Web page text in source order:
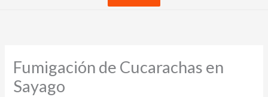
Fumigación de Cucarachas en
Sayago